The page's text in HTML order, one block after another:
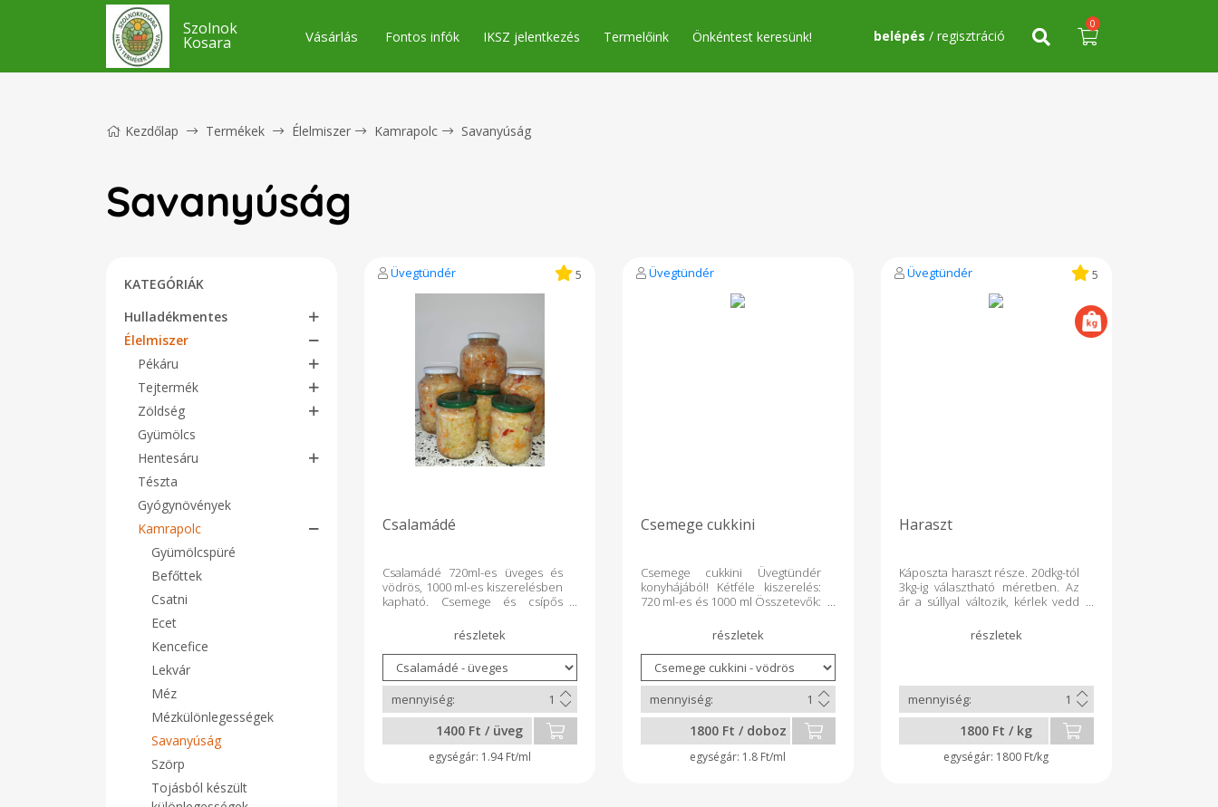
Szolnok
Kosara Vásárlás Fontos infók IKSZ jelentkezés Termelőink Önkéntest keresünk! belépés / regisztráció
0
Kezdőlap Termékek Élelmiszer Kamrapolc Savanyúság
Savanyúság
KATEGÓRIÁK
Hulladékmentes
Élelmiszer
Pékáru
Tejtermék
Zöldség
Gyümölcs
Hentesáru
Tészta
Gyógynövények
Kamrapolc
Gyümölcspüré
Befőttek
Csatni
Ecet
Kencefice
Lekvár
Méz
Mézkülönlegességek
Savanyúság
Szörp
Tojásból készült
Üvegtündér 5
Csalamádé
Csalamádé 720ml-es üveges és
vödrös, 1000 ml-es kiszerelésben
kapható. Csemege és csípős
káposzta,hagyma,sárgarépa,paprika,
só, cukor, ecet, na-
benzoát, borkén
1400 Ft / üveg
1.94 Ft/ml
Üvegtündér
Csemege cukkini
Csemege cukkini Üvegtündér
konyhájából! Kétféle kiszerelés:
720 ml-es és 1000 ml Összetevők:
benzoát, borkén.
1800 Ft / doboz
1.8 Ft/ml
Üvegtündér 5
Haraszt
Káposzta haraszt része. 20dkg-tól
3kg-ig választható méretben. Az
ár a súllyal változik, kérlek vedd
1800 Ft / kg
1800 Ft/kg